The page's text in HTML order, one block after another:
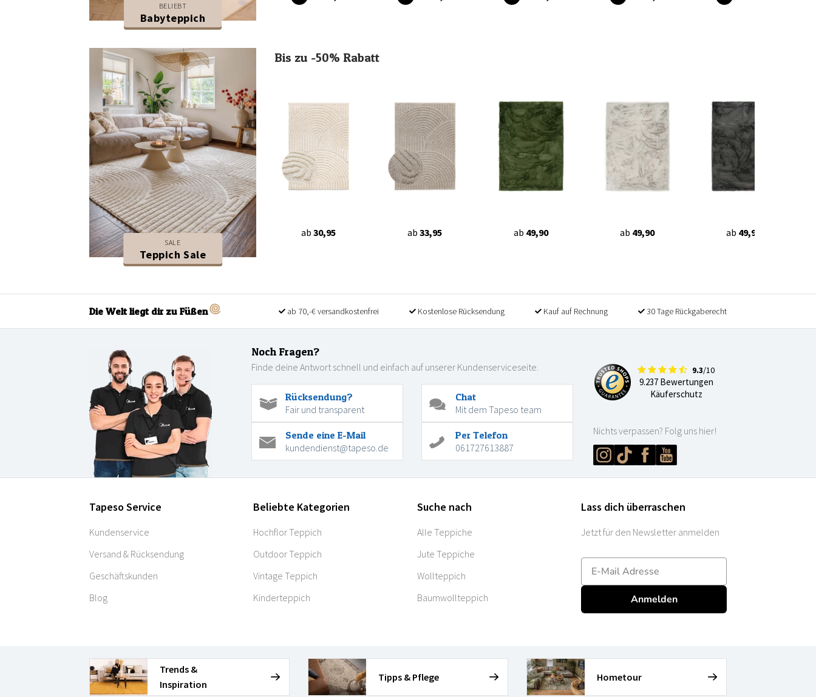
BELIEBT
Babyteppich
SALE
Teppich Sale
Bis zu -50% Rabatt
ab 30,95 ab 33,95 ab 49,90 ab 49,90 ab 49,90
Die Welt liegt dir zu Füßen ab 70,-€ versandkostenfrei Kostenlose Rücksendung Kauf auf Rechnung 30 Tage Rückgaberecht
Noch Fragen?
Finde deine Antwort schnell und einfach auf unserer Kundenserviceseite.
Rücksendung?
Fair und transparent
Chat
Mit dem Tapeso team
Sende eine E-Mail
kundendienst@tapeso.de
Per Telefon
061727613887
9.3/10
9.237 Bewertungen
Käuferschutz
Nichts verpassen? Folg uns hier!
Tapeso Service
Kundenservice
Versand & Rücksendung
Geschäftskunden
Blog
Beliebte Kategorien
Hochflor Teppich
Outdoor Teppich
Vintage Teppich
Kinderteppich
Suche nach
Alle Teppiche
Jute Teppiche
Wollteppich
Baumwollteppich
Lass dich überraschen
Jetzt für den Newsletter anmelden
E-mailadres
Anmelden
Trends &
Inspiration
Tipps & Pflege Hometour